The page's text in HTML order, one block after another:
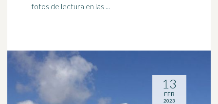
fotos de lectura en las ...
13
FEB
2023